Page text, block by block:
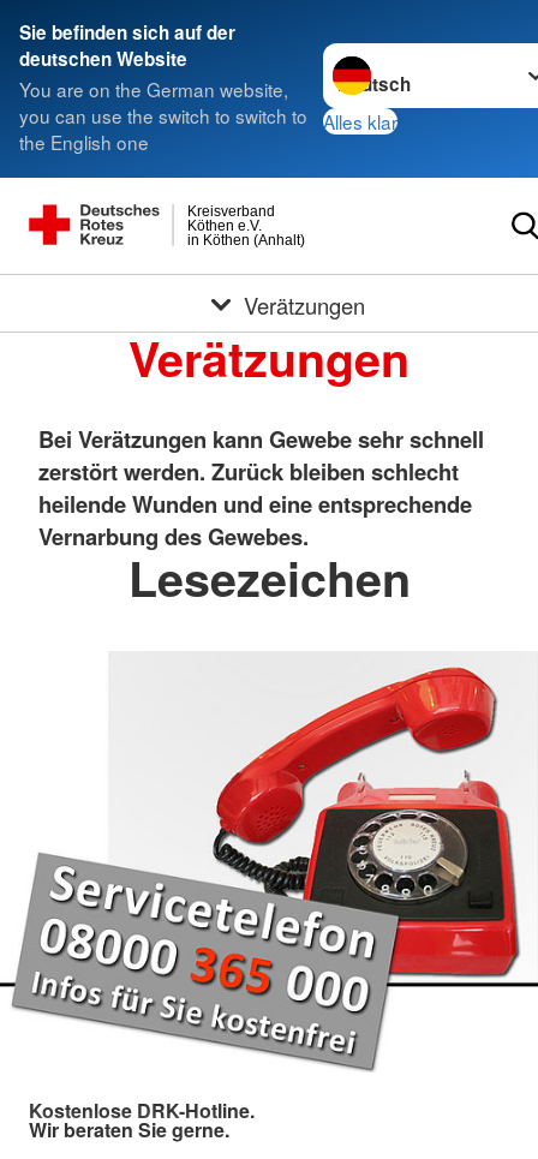
Sie befinden sich auf der
deutschen Website
You are on the German website,
you can use the switch to switch to
the English one
Sprache wechseln zu
Alles klar
in Köthen (Anhalt)
Köthen e.V.
Kreisverband
Verätzungen
Verätzungen
Bei Verätzungen kann Gewebe sehr schnell
zerstört werden. Zurück bleiben schlecht
heilende Wunden und eine entsprechende
Vernarbung des Gewebes.
Lesezeichen
Kostenlose DRK-Hotline.
Wir beraten Sie gerne.